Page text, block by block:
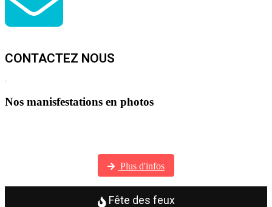
CONTACTEZ NOUS
.
Nos manisfestations en photos
Plus d'infos
Fête des feux